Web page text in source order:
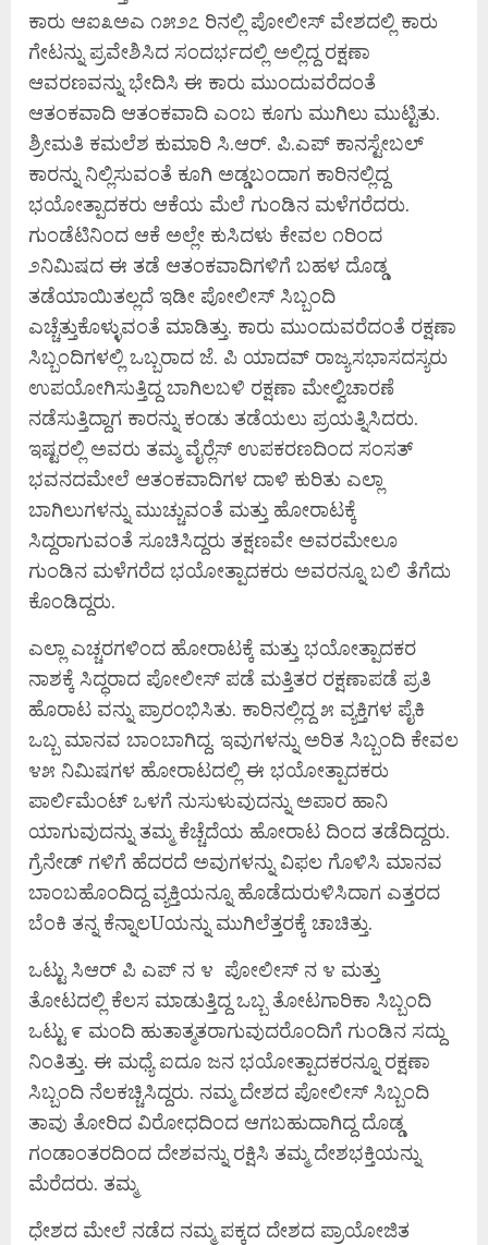
ಕಾರು ಆಐ೩ಅಎ ೧೫೨೭ ರಿನಲ್ಲಿ ಪೋಲೀಸ್ ವೇಶದಲ್ಲಿ ಕಾರು
ಗೇಟನ್ನು ಪ್ರವೇಶಿಸಿದ ಸಂದರ್ಭದಲ್ಲಿ ಅಲ್ಲಿದ್ದ ರಕ್ಷಣಾ
ಆವರಣವನ್ನು ಭೇದಿಸಿ ಈ ಕಾರು ಮುಂದುವರೆದಂತೆ
ಆತಂಕವಾದಿ ಆತಂಕವಾದಿ ಎಂಬ ಕೂಗು ಮುಗಿಲು ಮುಟ್ಟಿತು.
ಶ್ರೀಮತಿ ಕಮಲೆಶ ಕುಮಾರಿ ಸಿ.ಆರ್. ಪಿ.ಎಪ್ ಕಾನಸ್ಟೇಬಲ್
ಕಾರನ್ನು ನಿಲ್ಲಿಸುವಂತೆ ಕೂಗಿ ಅಡ್ಡಬಂದಾಗ ಕಾರಿನಲ್ಲಿದ್ದ
ಭಯೋತ್ಪಾದಕರು ಆಕೆಯ ಮೆಲೆ ಗುಂಡಿನ ಮಳೆಗರೆದರು.
ಗುಂಡೆಟಿನಿಂದ ಆಕೆ ಅಲ್ಲೇ ಕುಸಿದಳು ಕೇವಲ ೧ರಿಂದ
೨ನಿಮಿಷದ ಈ ತಡೆ ಆತಂಕವಾದಿಗಳಿಗೆ ಬಹಳ ದೊಡ್ಡ
ತಡೆಯಾಯಿತಲ್ಲದೆ ಇಡೀ ಪೋಲೀಸ್ ಸಿಬ್ಬಂದಿ
ಎಚ್ಚೆತ್ತುಕೊಳ್ಳುವಂತೆ ಮಾಡಿತ್ತು. ಕಾರು ಮುಂದುವರೆದಂತೆ ರಕ್ಷಣಾ
ಸಿಬ್ಬಂದಿಗಳಲ್ಲಿ ಒಬ್ಬರಾದ ಜೆ. ಪಿ ಯಾದವ್ ರಾಜ್ಯಸಭಾಸದಸ್ಯರು
ಉಪಯೋಗಿಸುತ್ತಿದ್ದ ಬಾಗಿಲಬಳಿ ರಕ್ಷಣಾ ಮೇಲ್ವಿಚಾರಣೆ
ನಡೆಸುತ್ತಿದ್ದಾಗ ಕಾರನ್ನು ಕಂಡು ತಡೆಯಲು ಪ್ರಯತ್ನಿಸಿದರು.
ಇಷ್ಟರಲ್ಲಿ ಅವರು ತಮ್ಮ ವೈರ‍್ಲೆಸ್ ಉಪಕರಣದಿಂದ ಸಂಸತ್
ಭವನದಮೇಲೆ ಆತಂಕವಾದಿಗಳ ದಾಳಿ ಕುರಿತು ಎಲ್ಲಾ
ಬಾಗಿಲುಗಳನ್ನು ಮುಚ್ಚುವಂತೆ ಮತ್ತು ಹೋರಾಟಕ್ಕೆ
ಸಿದ್ದರಾಗುವಂತೆ ಸೂಚಿಸಿದ್ದರು ತಕ್ಷಣವೇ ಅವರಮೇಲೂ
ಗುಂಡಿನ ಮಳೆಗರೆದ ಭಯೋತ್ಪಾದಕರು ಅವರನ್ನೂ ಬಲಿ ತೆಗೆದು
ಕೊಂಡಿದ್ದರು.
ಎಲ್ಲಾ ಎಚ್ಚರಗಳಿಂದ ಹೋರಾಟಕ್ಕೆ ಮತ್ತು ಭಯೋತ್ಪಾದಕರ
ನಾಶಕ್ಕೆ ಸಿದ್ಧರಾದ ಪೋಲೀಸ್ ಪಡೆ ಮತ್ತಿತರ ರಕ್ಷಣಾಪಡೆ ಪ್ರತಿ
ಹೊರಾಟ ವನ್ನು ಪ್ರಾರಂಭಿಸಿತು. ಕಾರಿನಲ್ಲಿದ್ದ ೫ ವ್ಯಕ್ತಿಗಳ ಪೈಕಿ
ಒಬ್ಬ ಮಾನವ ಬಾಂಬಾಗಿದ್ದ. ಇವುಗಳನ್ನು ಅರಿತ ಸಿಬ್ಬಂದಿ ಕೇವಲ
೪೫ ನಿಮಿಷಗಳ ಹೋರಾಟದಲ್ಲಿ ಈ ಭಯೋತ್ಪಾದಕರು
ಪಾರ್ಲಿಮೆಂಟ್ ಒಳಗೆ ನುಸುಳುವುದನ್ನು ಅಪಾರ ಹಾನಿ
ಯಾಗುವುದನ್ನು ತಮ್ಮ ಕೆಚ್ಚೆದೆಯ ಹೋರಾಟ ದಿಂದ ತಡೆದಿದ್ದರು.
ಗ್ರೆನೇಡ್ ಗಳಿಗೆ ಹೆದರದೆ ಅವುಗಳನ್ನು ವಿಫಲ ಗೊಳಿಸಿ ಮಾನವ
ಬಾಂಬಹೊಂದಿದ್ದ ವ್ಯಕ್ತಿಯನ್ನೂ ಹೊಡೆದುರುಳಿಸಿದಾಗ ಎತ್ತರದ
ಬೆಂಕಿ ತನ್ನ ಕೆನ್ನಾಲUಯನ್ನು ಮುಗಿಲೆತ್ತರಕ್ಕೆ ಚಾಚಿತ್ತು.
ಒಟ್ಟು ಸಿಆರ್ ಪಿ ಎಪ್ ನ ೪ ಪೋಲೀಸ್ ನ ೪ ಮತ್ತು
ತೋಟದಲ್ಲಿ ಕೆಲಸ ಮಾಡುತ್ತಿದ್ದ ಒಬ್ಬ ತೋಟಗಾರಿಕಾ ಸಿಬ್ಬಂದಿ
ಒಟ್ಟು ೯ ಮಂದಿ ಹುತಾತ್ಮತರಾಗುವುದರೊಂದಿಗೆ ಗುಂಡಿನ ಸದ್ದು
ನಿಂತಿತ್ತು. ಈ ಮಧ್ಯೆ ಐದೂ ಜನ ಭಯೋತ್ಪಾದಕರನ್ನೂ ರಕ್ಷಣಾ
ಸಿಬ್ಬಂದಿ ನೆಲಕಚ್ಚಿಸಿದ್ದರು. ನಮ್ಮ ದೇಶದ ಪೋಲೀಸ್ ಸಿಬ್ಬಂದಿ
ತಾವು ತೋರಿದ ವಿರೋಧದಿಂದ ಆಗಬಹುದಾಗಿದ್ದ ದೊಡ್ಡ
ಗಂಡಾಂತರದಿಂದ ದೇಶವನ್ನು ರಕ್ಷಿಸಿ ತಮ್ಮ ದೇಶಭಕ್ತಿಯನ್ನು
ಮೆರೆದರು. ತಮ್ಮ
ಧೇಶದ ಮೇಲೆ ನಡೆದ ನಮ್ಮ ಪಕ್ಕದ ದೇಶದ ಪ್ರಾಯೋಜಿತ